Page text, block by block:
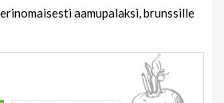
aamupalaksi, brunssille